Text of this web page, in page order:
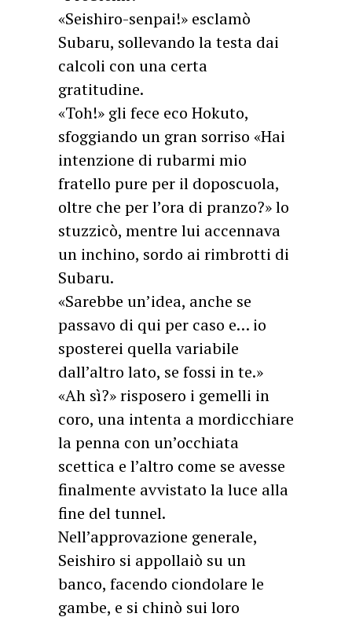
«Seishiro-senpai!» esclamò
Subaru, sollevando la testa dai
calcoli con una certa
gratitudine.
«Toh!» gli fece eco Hokuto,
sfoggiando un gran sorriso «Hai
intenzione di rubarmi mio
fratello pure per il doposcuola,
oltre che per l’ora di pranzo?» lo
stuzzicò, mentre lui accennava
un inchino, sordo ai rimbrotti di
Subaru.
«Sarebbe un’idea, anche se
passavo di qui per caso e… io
sposterei quella variabile
dall’altro lato, se fossi in te.»
«Ah sì?» risposero i gemelli in
coro, una intenta a mordicchiare
la penna con un’occhiata
scettica e l’altro come se avesse
finalmente avvistato la luce alla
fine del tunnel.
Nell’approvazione generale,
Seishiro si appollaiò su un
banco, facendo ciondolare le
gambe, e si chinò sui loro